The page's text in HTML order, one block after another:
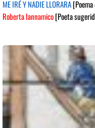
ME IRÉ Y NADIE LLORARA
Roberta Iannamico[Poeta